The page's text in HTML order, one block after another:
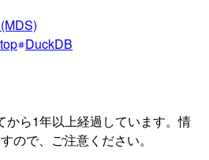
DuckDB
から1年以上経過しています。情
ので、ご注意ください。